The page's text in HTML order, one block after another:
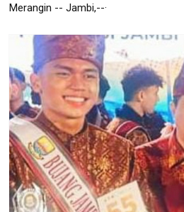
Merangin -- Jambi,--·